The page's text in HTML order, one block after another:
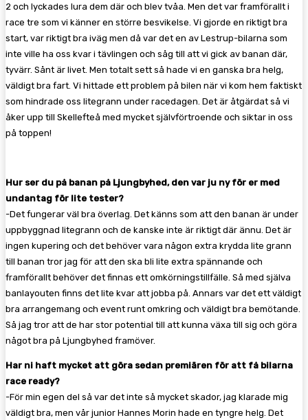
2 och lyckades lura dem där och blev tvåa. Men det var framförallt i
race tre som vi känner en större besvikelse. Vi gjorde en riktigt bra
start, var riktigt bra iväg men då var det en av Lestrup-bilarna som
inte ville ha oss kvar i tävlingen och såg till att vi gick av banan där,
tyvärr. Sånt är livet. Men totalt sett så hade vi en ganska bra helg,
väldigt bra fart. Vi hittade ett problem på bilen när vi kom hem faktiskt
som hindrade oss litegrann under racedagen. Det är åtgärdat så vi
åker upp till Skellefteå med mycket självförtroende och siktar in oss
på toppen!
Hur ser du på banan på Ljungbyhed, den var ju ny för er med
undantag för lite tester?
-Det fungerar väl bra överlag. Det känns som att den banan är under
uppbyggnad litegrann och de kanske inte är riktigt där ännu. Det är
ingen kupering och det behöver vara någon extra krydda lite grann
till banan tror jag för att den ska bli lite extra spännande och
framförallt behöver det finnas ett omkörningstillfälle. Så med själva
banlayouten finns det lite kvar att jobba på. Annars var det ett väldigt
bra arrangemang och event runt omkring och väldigt bra bemötande.
Så jag tror att de har stor potential till att kunna växa till sig och göra
något bra på Ljungbyhed framöver.
Har ni haft mycket att göra sedan premiären för att få bilarna
race ready?
-För min egen del så var det inte så mycket skador, jag klarade mig
väldigt bra, men vår junior Hannes Morin hade en tyngre helg. Det